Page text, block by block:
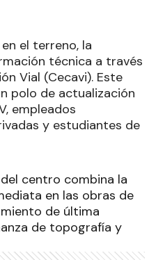
el terreno, la
técnica a través
Vial (Cecavi). Este
polo de actualización
empleados
y estudiantes de
centro combina la
en las obras de
de última
de topografía y